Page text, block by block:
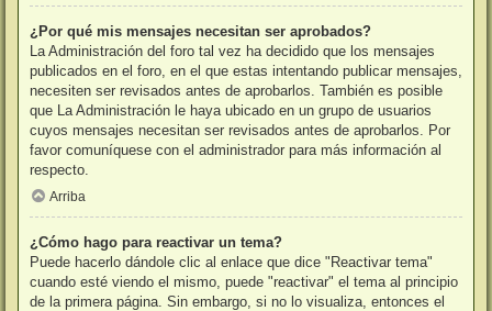
¿Por qué mis mensajes necesitan ser aprobados?
La Administración del foro tal vez ha decidido que los mensajes
publicados en el foro, en el que estas intentando publicar mensajes,
necesiten ser revisados antes de aprobarlos. También es posible
que La Administración le haya ubicado en un grupo de usuarios
cuyos mensajes necesitan ser revisados antes de aprobarlos. Por
favor comuníquese con el administrador para más información al
respecto.
Arriba
¿Cómo hago para reactivar un tema?
Puede hacerlo dándole clic al enlace que dice "Reactivar tema"
cuando esté viendo el mismo, puede "reactivar" el tema al principio
de la primera página. Sin embargo, si no lo visualiza, entonces el